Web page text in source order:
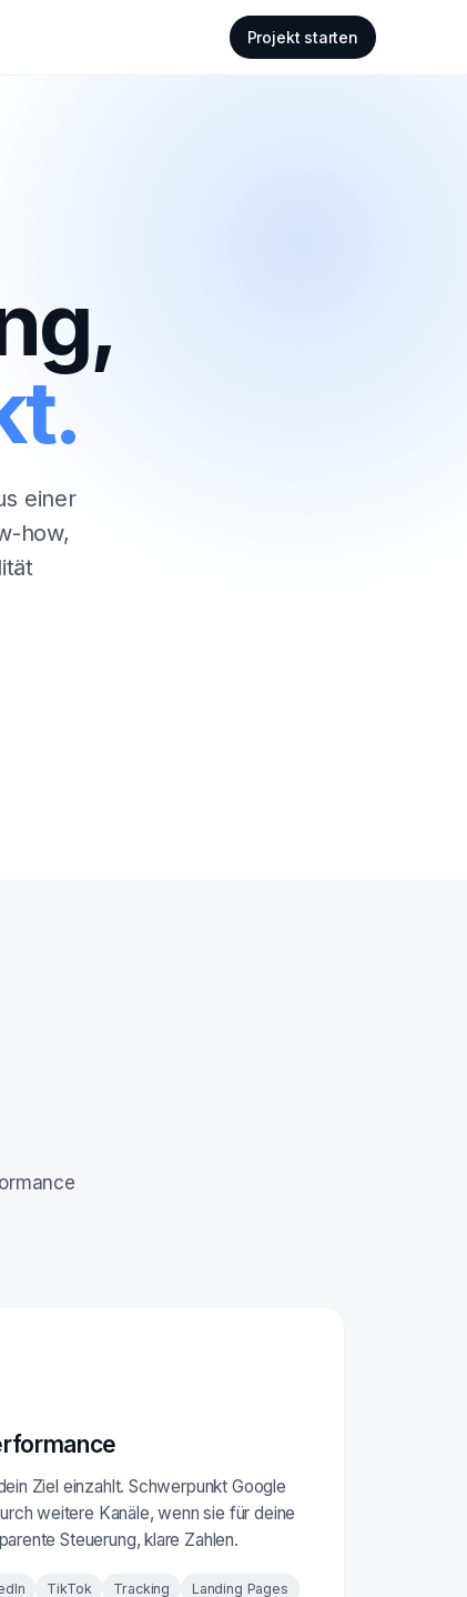
Projekt starten
einer
how,
Ziel einzahlt. Schwerpunkt Google
weitere Kanäle, wenn sie für deine
Steuerung, klare Zahlen.
TikTok Tracking Landing Pages